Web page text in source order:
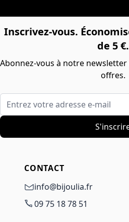
Inscrivez-vous.
de 5 €.
Abonnez-vous à notre
offres.
Entrez votre adresse e-mail
CONTACT
info@bijoulia.fr
09 75 18 78 51